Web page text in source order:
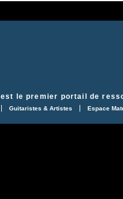
est le premier portail de
Guitaristes & Artistes Espace